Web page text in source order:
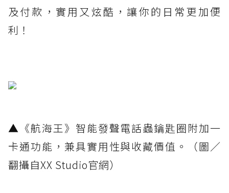
及付款，實用又炫酷，讓你的日常更加便
利！
▲《航海王》智能發聲電話蟲鑰匙圈附加一
卡通功能，兼具實用性與收藏價值。（圖／
翻攝自XX Studio官網）